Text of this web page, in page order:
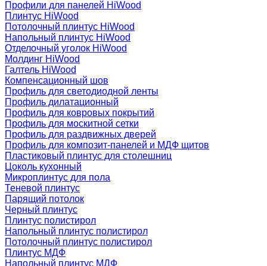
Профили для панелей HiWood
Плинтус HiWood
Потолочный плинтус HiWood
Напольный плинтус HiWood
Отделочный уголок HiWood
Молдинг HiWood
Галтель HiWood
Компенсационный шов
Профиль для светодиодной ленты
Профиль дилатационный
Профиль для ковровых покрытий
Профиль для москитной сетки
Профиль для раздвижных дверей
Профиль для композит-панелей и МДФ щитов
Пластиковый плинтус для столешниц
Цоколь кухонный
Микроплинтус для пола
Теневой плинтус
Парящий потолок
Черный плинтус
Плинтус полистирол
Напольный плинтус полистирол
Потолочный плинтус полистирол
Плинтус МДФ
Напольный плинтус МДФ